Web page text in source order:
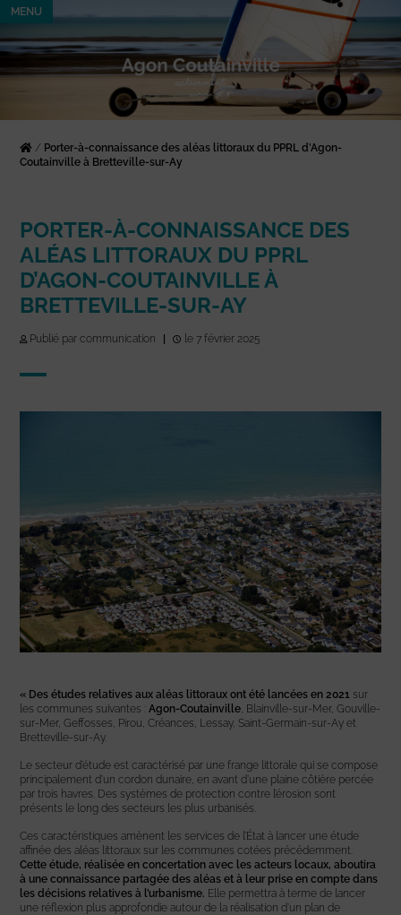
MENU
/ Porter-à-connaissance des aléas littoraux du PPRL d’Agon-
Coutainville à Bretteville-sur-Ay
PORTER-À-CONNAISSANCE DES
ALÉAS LITTORAUX DU PPRL
D’AGON-COUTAINVILLE À
BRETTEVILLE-SUR-AY
Publié par communication le 7 février 2025
« Des études relatives aux aléas littoraux ont été lancées en 2021 sur
les communes suivantes :Agon-Coutainville, Blainville-sur-Mer, Gouville-
sur-Mer, Geffosses, Pirou, Créances, Lessay, Saint-Germain-sur-Ay et
Bretteville-sur-Ay.
Le secteur d’étude est caractérisé par une frange littorale qui se compose
principalement d’un cordon dunaire, en avant d’une plaine côtière percée
par trois havres. Des systèmes de protection contre l’érosion sont
présents le long des secteurs les plus urbanisés.
Ces caractéristiques amènent les services de l’État à lancer une étude
affinée des aléas littoraux sur les communes cotées précédemment.
Cette étude, réalisée en concertation avec les acteurs locaux, aboutira
à une connaissance partagée des aléas et à leur prise en compte dans
les décisions relatives à l’urbanisme. Elle permettra à terme de lancer
une réflexion plus approfondie autour de la réalisation d’un plan de